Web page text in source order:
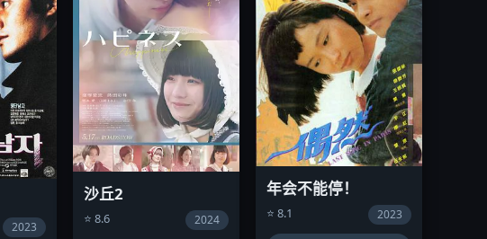
2023
沙丘2
⭐ 8.6 2024
年会不能停！
⭐ 8.1 2023